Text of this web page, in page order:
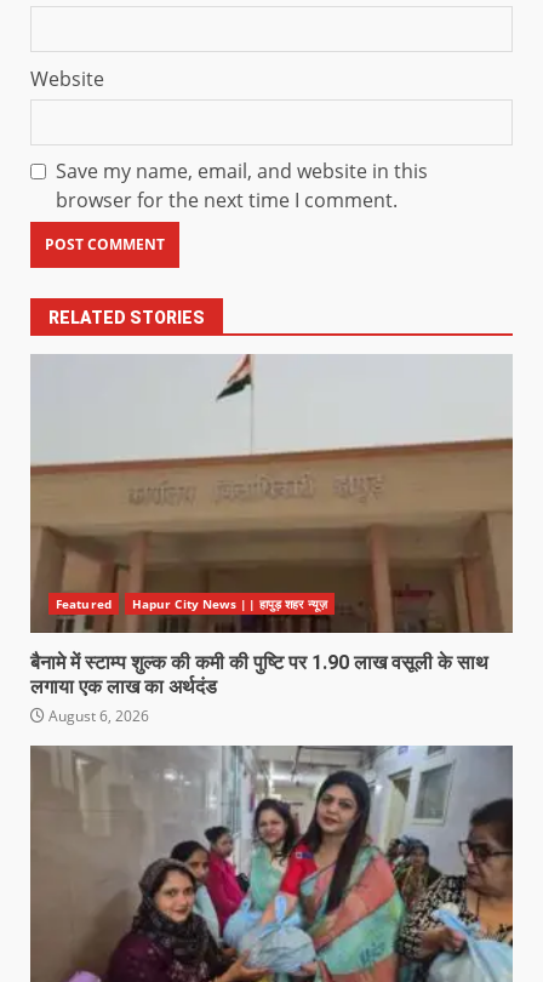
Website
Save my name, email, and website in this
browser for the next time I comment.
RELATED STORIES
Featured Hapur City News || हापुड़ शहर न्यूज़
बैनामे में स्टाम्प शुल्क की कमी की पुष्टि पर 1.90 लाख वसूली के साथ
लगाया एक लाख का अर्थदंड
August 6, 2026